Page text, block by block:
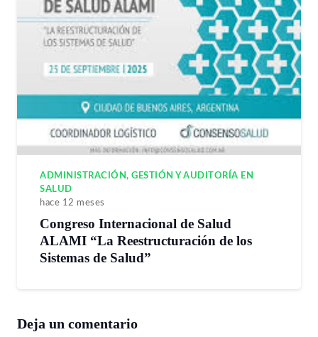
ADMINISTRACIÓN, GESTIÓN Y AUDITORÍA EN
SALUD
hace 12 meses
Congreso Internacional de Salud
ALAMI “La Reestructuración de los
Sistemas de Salud”
Deja un comentario